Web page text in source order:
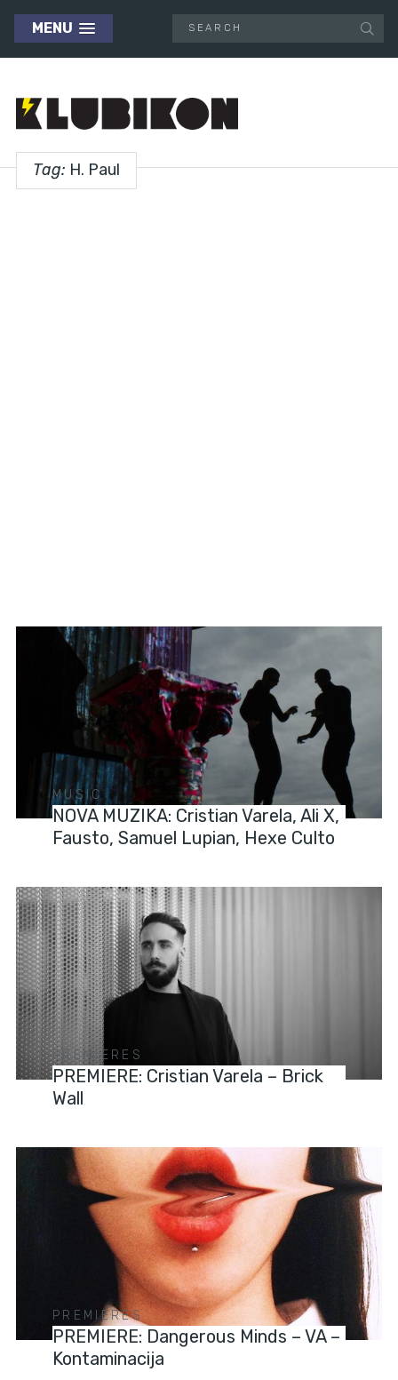
MENU
Tag: H. Paul
MUSIC
NOVA MUZIKA: Cristian Varela, Ali X,
Fausto, Samuel Lupian, Hexe Culto
PREMIERES
PREMIERE: Cristian Varela – Brick
Wall
PREMIERES
PREMIERE: Dangerous Minds – VA –
Kontaminacija